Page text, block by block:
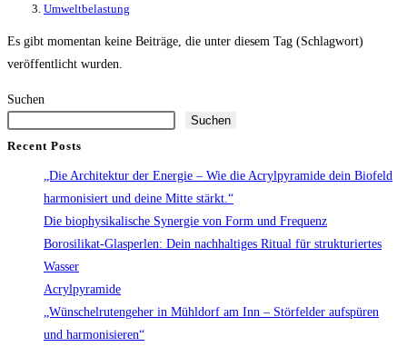
Umweltbelastung
Es gibt momentan keine Beiträge, die unter diesem Tag (Schlagwort)
veröffentlicht wurden.
Suchen
Suchen
Recent Posts
„Die Architektur der Energie – Wie die Acrylpyramide dein Biofeld
harmonisiert und deine Mitte stärkt.“
Die biophysikalische Synergie von Form und Frequenz
Borosilikat-Glasperlen: Dein nachhaltiges Ritual für strukturiertes
Wasser
Acrylpyramide
„Wünschelrutengeher in Mühldorf am Inn – Störfelder aufspüren
und harmonisieren“